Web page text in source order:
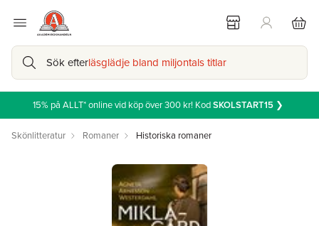
Sök efterläsglädje bland miljontals titlar
15% på ALLT* online vid köp över 300 kr! KodSKOLSTART15 ❯
Skönlitteratur Romaner Historiska romaner